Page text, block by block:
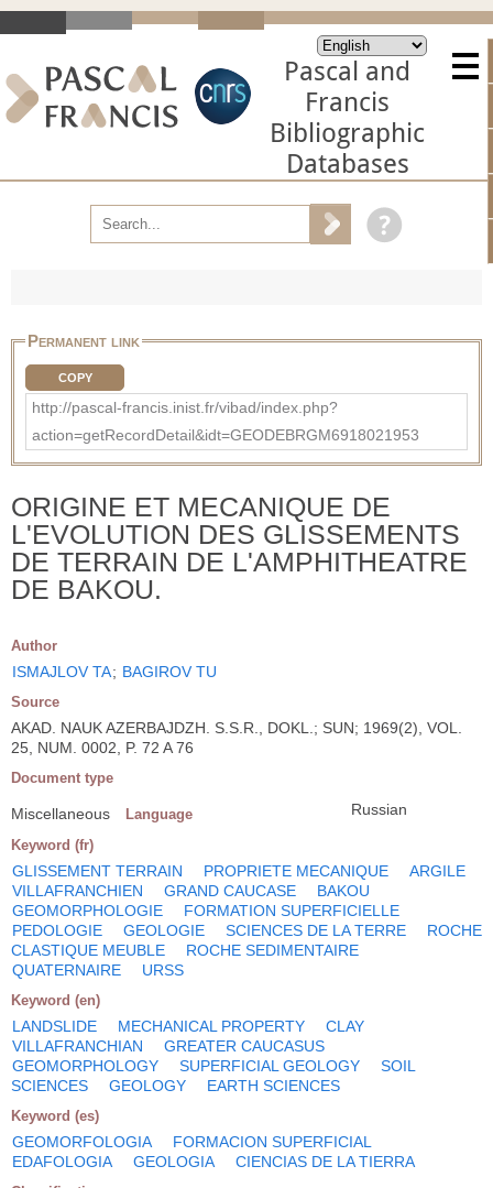
Pascal and
Francis
Bibliographic
Databases
Permanent link
COPY
http://pascal-francis.inist.fr/vibad/index.php?
action=getRecordDetail&idt=GEODEBRGM6918021953
ORIGINE ET MECANIQUE DE
L'EVOLUTION DES GLISSEMENTS
DE TERRAIN DE L'AMPHITHEATRE
DE BAKOU.
Author
ISMAJLOV TA; BAGIROV TU
Source
AKAD. NAUK AZERBAJDZH. S.S.R., DOKL.; SUN; 1969(2), VOL.
25, NUM. 0002, P. 72 A 76
Document type
Miscellaneous Language Russian
Keyword (fr)
GLISSEMENT TERRAIN PROPRIETE MECANIQUE
ARGILE
VILLAFRANCHIEN
GRAND CAUCASE
BAKOU
GEOMORPHOLOGIE
FORMATION SUPERFICIELLE
PEDOLOGIE
GEOLOGIE SCIENCES DE LA TERRE
ROCHE
CLASTIQUE MEUBLE
ROCHE SEDIMENTAIRE
QUATERNAIRE
URSS
Keyword (en)
LANDSLIDE MECHANICAL PROPERTY
CLAY
VILLAFRANCHIAN
GREATER CAUCASUS
GEOMORPHOLOGY
SUPERFICIAL GEOLOGY
SOIL
SCIENCES
GEOLOGY EARTH SCIENCES
Keyword (es)
GEOMORFOLOGIA
FORMACION SUPERFICIAL
EDAFOLOGIA
GEOLOGIA CIENCIAS DE LA TIERRA